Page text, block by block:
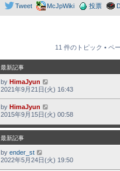
投票
McJpWiki
Tweet
11 件のトピック • ペ
最新記事
by HimaJyun
2021年9月21日(火) 16:43
by HimaJyun
2015年9月15日(火) 00:58
最新記事
by ender_st
2022年5月24日(火) 19:50